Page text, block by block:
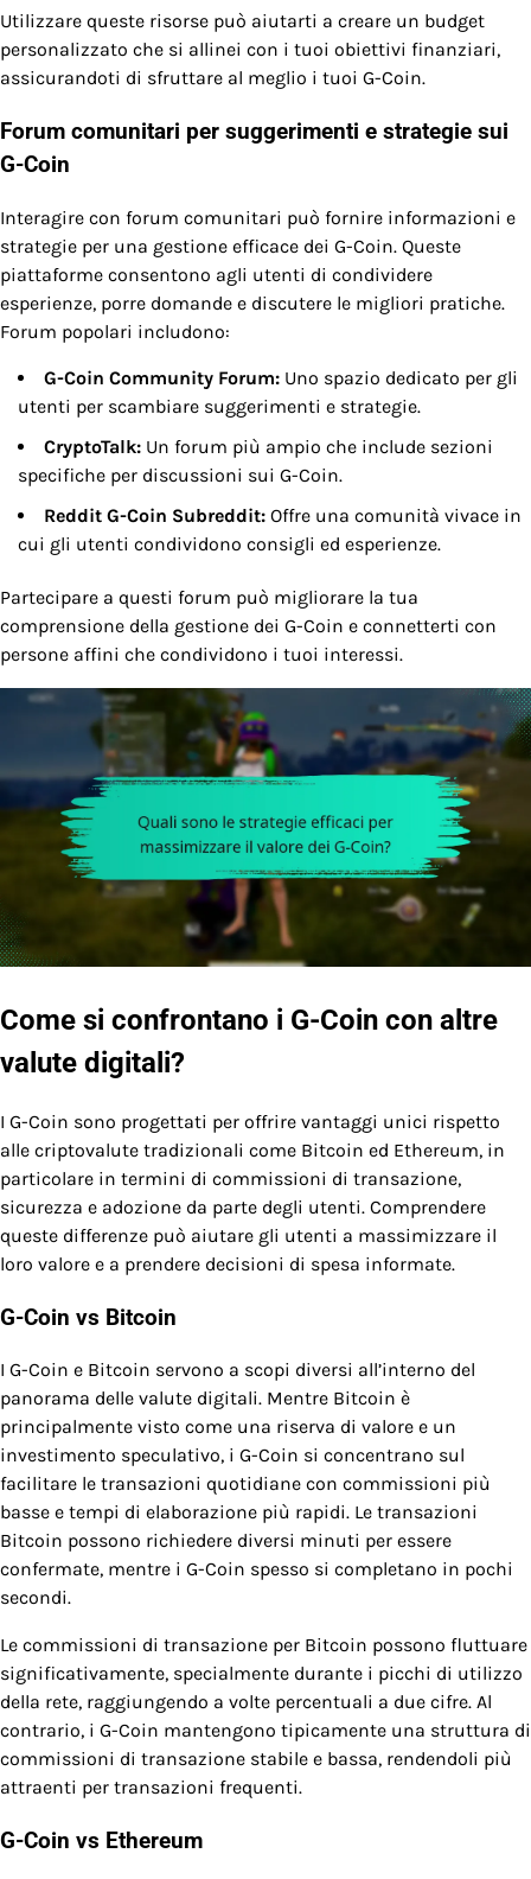
Utilizzare queste risorse può aiutarti a creare un budget
personalizzato che si allinei con i tuoi obiettivi finanziari,
assicurandoti di sfruttare al meglio i tuoi G-Coin.
Forum comunitari per suggerimenti e strategie sui
G-Coin
Interagire con forum comunitari può fornire informazioni e
strategie per una gestione efficace dei G-Coin. Queste
piattaforme consentono agli utenti di condividere
esperienze, porre domande e discutere le migliori pratiche.
Forum popolari includono:
G-Coin Community Forum: Uno spazio dedicato per gli
utenti per scambiare suggerimenti e strategie.
CryptoTalk: Un forum più ampio che include sezioni
specifiche per discussioni sui G-Coin.
Reddit G-Coin Subreddit: Offre una comunità vivace in
cui gli utenti condividono consigli ed esperienze.
Partecipare a questi forum può migliorare la tua
comprensione della gestione dei G-Coin e connetterti con
persone affini che condividono i tuoi interessi.
Come si confrontano i G-Coin con altre
valute digitali?
I G-Coin sono progettati per offrire vantaggi unici rispetto
alle criptovalute tradizionali come Bitcoin ed Ethereum, in
particolare in termini di commissioni di transazione,
sicurezza e adozione da parte degli utenti. Comprendere
queste differenze può aiutare gli utenti a massimizzare il
loro valore e a prendere decisioni di spesa informate.
G-Coin vs Bitcoin
I G-Coin e Bitcoin servono a scopi diversi all’interno del
panorama delle valute digitali. Mentre Bitcoin è
principalmente visto come una riserva di valore e un
investimento speculativo, i G-Coin si concentrano sul
facilitare le transazioni quotidiane con commissioni più
basse e tempi di elaborazione più rapidi. Le transazioni
Bitcoin possono richiedere diversi minuti per essere
confermate, mentre i G-Coin spesso si completano in pochi
secondi.
Le commissioni di transazione per Bitcoin possono fluttuare
significativamente, specialmente durante i picchi di utilizzo
della rete, raggiungendo a volte percentuali a due cifre. Al
contrario, i G-Coin mantengono tipicamente una struttura di
commissioni di transazione stabile e bassa, rendendoli più
attraenti per transazioni frequenti.
G-Coin vs Ethereum